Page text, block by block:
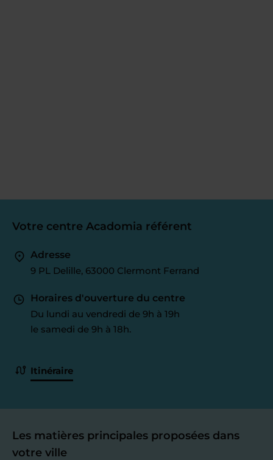
Votre centre Acadomia référent
Adresse
9 PL Delille, 63000 Clermont Ferrand
Horaires d'ouverture du centre
Du lundi au vendredi de 9h à 19h
le samedi de 9h à 18h.
Itinéraire
Les matières principales proposées dans
votre ville